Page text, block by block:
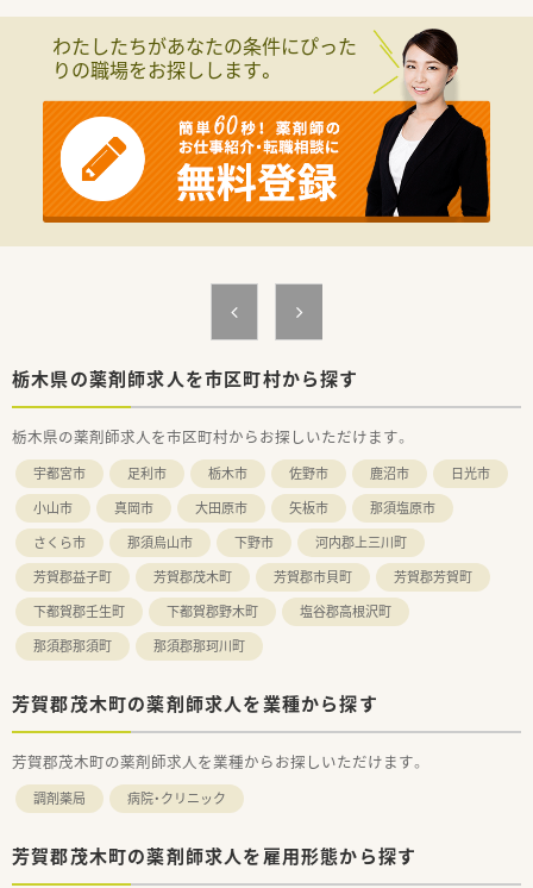
わたしたちがあなたの条件にぴった
りの職場をお探しします。
栃木県の薬剤師求人を市区町村から探す
栃木県の薬剤師求人を市区町村からお探しいただけます。
宇都宮市 足利市 栃木市 佐野市 鹿沼市
日光市
小山市
真岡市 大田原市 矢板市
那須塩原市
さくら市
那須烏山市 下野市
河内郡上三川町
芳賀郡益子町
芳賀郡茂木町 芳賀郡市貝町
芳賀郡芳賀町
下都賀郡壬生町
下都賀郡野木町
塩谷郡高根沢町
那須郡那須町
那須郡那珂川町
芳賀郡茂木町の薬剤師求人を業種から探す
芳賀郡茂木町の薬剤師求人を業種からお探しいただけます。
調剤薬局 病院・クリニック
芳賀郡茂木町の薬剤師求人を雇用形態から探す